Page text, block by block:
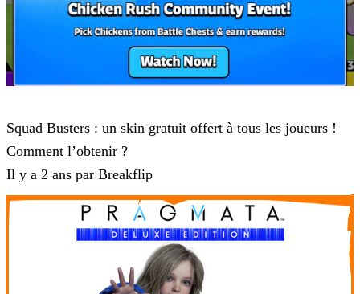
Squad Busters : un skin gratuit offert à tous les joueurs !
Comment l’obtenir ?
Il y a 2 ans par Breakflip